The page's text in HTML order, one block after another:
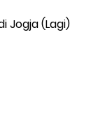
Jogja (Lagi)